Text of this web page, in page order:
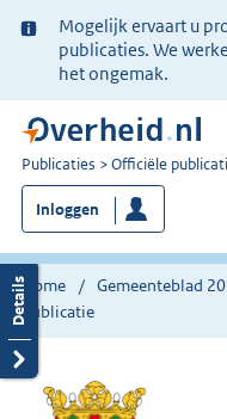
Ter
informatie:
Mogelijk ervaart u
publicaties. We
het ongemak.
U
bent
nu
hier:
Publicaties Officiële
Inloggen
Home Gemeenteblad
publicatie